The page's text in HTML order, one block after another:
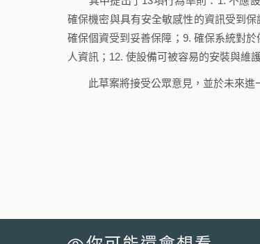
確保機密與具有安全敏感性的資訊受到
確保個資受到妥善保障；9. 確保系統對
人資訊；12. 使設備可被容易的安裝與維
此草案將接受公眾意見，並於未來進